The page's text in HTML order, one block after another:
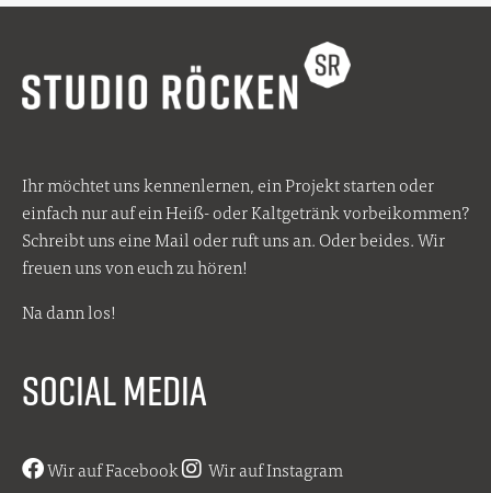
Ihr möchtet uns kennenlernen, ein Projekt starten oder
einfach nur auf ein Heiß- oder Kaltgetränk vorbeikommen?
Schreibt uns eine Mail oder ruft uns an. Oder beides. Wir
freuen uns von euch zu hören!
Na dann los!
SOCIAL MEDIA
Wir auf Facebook Wir auf Instagram